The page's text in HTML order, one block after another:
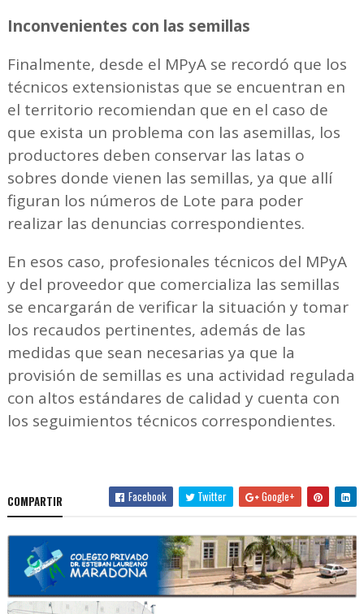
Inconvenientes con las semillas
Finalmente, desde el MPyA se recordó que los
técnicos extensionistas que se encuentran en
el territorio recomiendan que en el caso de
que exista un problema con las asemillas, los
productores deben conservar las latas o
sobres donde vienen las semillas, ya que allí
figuran los números de Lote para poder
realizar las denuncias correspondientes.
En esos caso, profesionales técnicos del MPyA
y del proveedor que comercializa las semillas
se encargarán de verificar la situación y tomar
los recaudos pertinentes, además de las
medidas que sean necesarias ya que la
provisión de semillas es una actividad regulada
con altos estándares de calidad y cuenta con
los seguimientos técnicos correspondientes.
COMPARTIR Facebook Twitter Google+